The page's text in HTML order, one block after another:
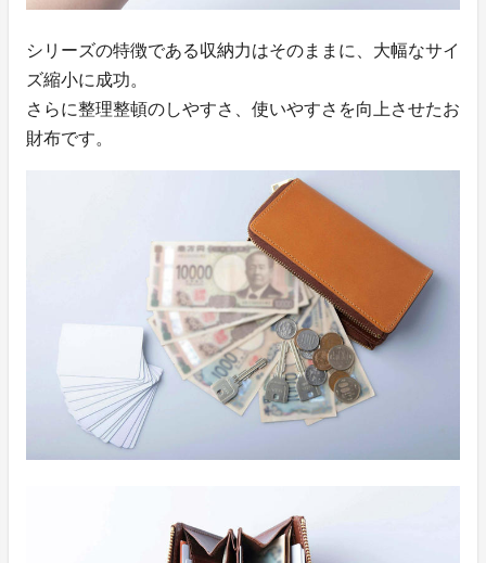
シリーズの特徴である収納力はそのままに、大幅なサイ
ズ縮小に成功。
さらに整理整頓のしやすさ、使いやすさを向上させたお
財布です。